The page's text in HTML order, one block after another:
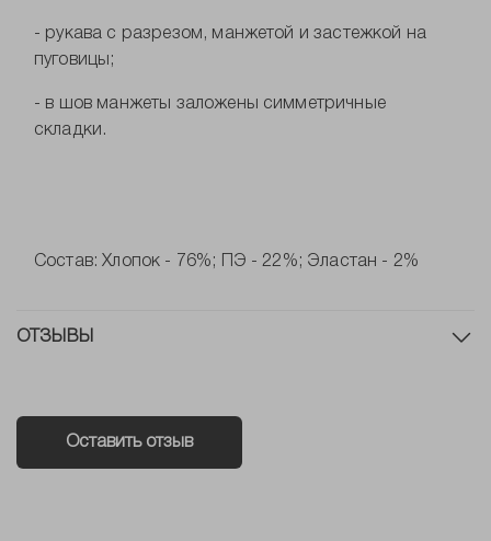
- рукава с разрезом, манжетой и застежкой на
пуговицы;
- в шов манжеты заложены симметричные
складки.
Состав: Хлопок - 76%; ПЭ - 22%; Эластан - 2%
ОТЗЫВЫ
Оставить отзыв